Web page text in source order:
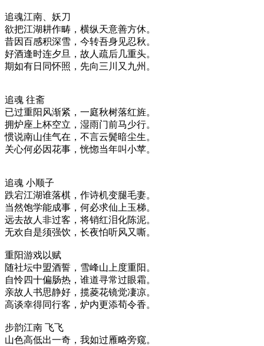
追魂江南、妖刀
欲把江湖耕作畴，横纵天意善方休。
昔因百感积深雪，今转吾身见忍秋。
好酒逢时连夕旦，故人疏后几重头。
期如有日同怀照，先向三川又九州。
追魂 往斋
已过重阳风渐紧，一庭秋树落红旌。
拥炉座上杯空立，湿雨门前马少行。
惯说南山佳气在，不言云鬓暗尘生。
关心何必因花事，恍惚当年叫小苹。
追魂 小顺子
跌宕江湖谁落棋，作诗机变腿毛妻。
当然饱学能成事，何必求仙上玉梯。
远去故人非过客，将销红泪化陈泥。
无欢自是须强饮，长夜怕听风又嘶。
重阳游戏以赋
随社坛中盟酒誓，雪峰山上度重阳。
自怜四十偏肠热，谁道寻常过眼霜。
亲故人书思静好，揽菱花镜觉凄凉。
高谈幸得同行客，炉内更添荀令香。
步韵江南 飞飞
山色高低出一奇，我如过雁略旁窥。